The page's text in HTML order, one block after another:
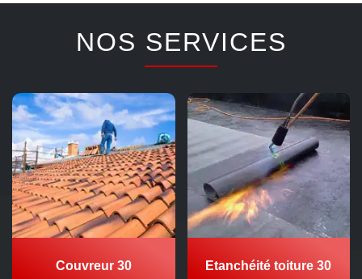
NOS SERVICES
Couvreur 30 Etanchéité toiture 30